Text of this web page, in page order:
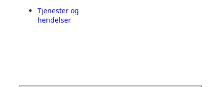
Tjenester og
hendelser